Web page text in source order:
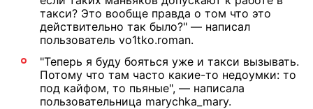
такси? Это вообще правда о том что это
действительно так было?" — написал
пользователь vo1tko.roman.
"Теперь я буду бояться уже и такси вызывать.
Потому что там часто какие-то недоумки: то
под кайфом, то пьяные", — написала
пользовательница marychka_mary.